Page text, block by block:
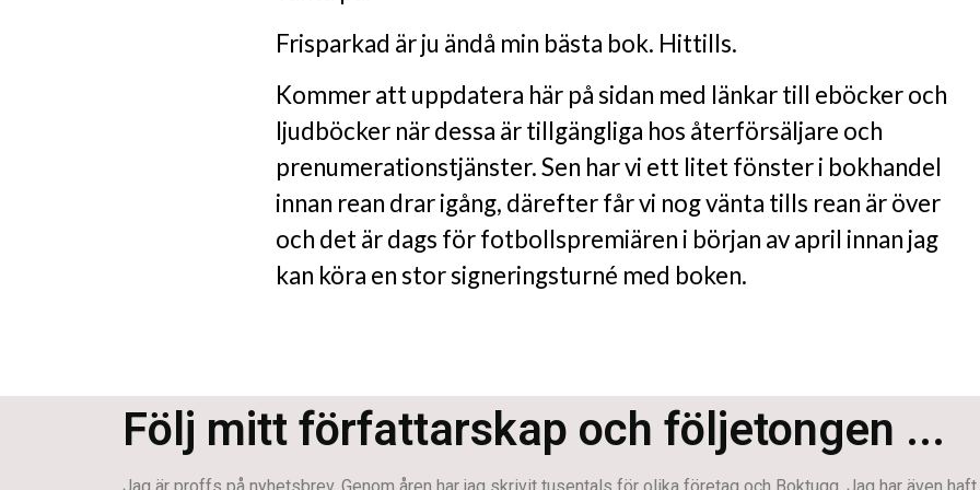
Frisparkad är ju ändå min bästa bok. Hittills.
Kommer att uppdatera här på sidan med länkar till eböcker och
ljudböcker när dessa är tillgängliga hos återförsäljare och
prenumerationstjänster. Sen har vi ett litet fönster i bokhandel
innan rean drar igång, därefter får vi nog vänta tills rean är över
och det är dags för fotbollspremiären i början av april innan jag
kan köra en stor signeringsturné med boken.
Följ mitt författarskap och följetongen ...